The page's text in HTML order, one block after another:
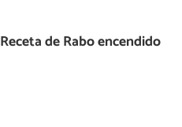
Receta de Rabo encendido